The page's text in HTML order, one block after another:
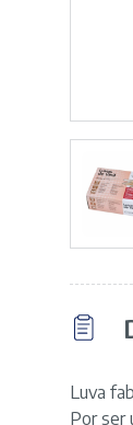
Luva
Por ser